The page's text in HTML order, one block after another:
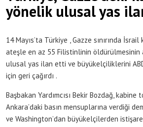
yönelik ulusal yas
14 Mayıs’ta Türkiye , Gazze sınırında
ateşle en az 55 Filistinlinin öldürülmesinin
ulusal yas ilan etti ve büyükelçiliklerini
için geri çağırdı .
Başbakan Yardımcısı Bekir Bozdağ, kabine
Ankara’daki basın mensuplarına verdiği
ve Washington’dan büyükelçilerden